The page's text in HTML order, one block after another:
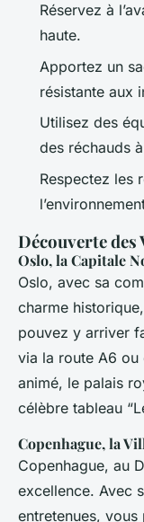
Réservez à
haute.
Apportez un
résistante aux
Utilisez des
des réchauds
Respectez les
Découverte des
Oslo, la Capitale
Oslo, avec sa
charme
pouvez y arriver
via la route A6
animé, le palais
célèbre tableau
Copenhague, la
Copenhague, au
excellence. Avec
entretenues,